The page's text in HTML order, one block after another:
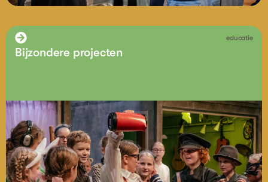
Bijzondere projecten
educatie